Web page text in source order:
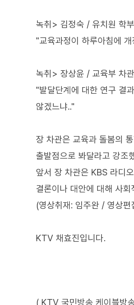
녹취> 김정숙 / 유치원 학
"교육과정이 하루아침에
녹취> 장상윤 / 교육부 차관
"발달단계에 대한 연구 결
않겠느냐.."
장 차관은 교육과 돌봄의
출발점으로 봐달라고 강조
앞서 장 차관은 KBS 라디
결론이나 대안에 대해 사
(영상취재: 임주완 / 영상편
KTV 채효진입니다.
( KTV 국민방송 케이블방